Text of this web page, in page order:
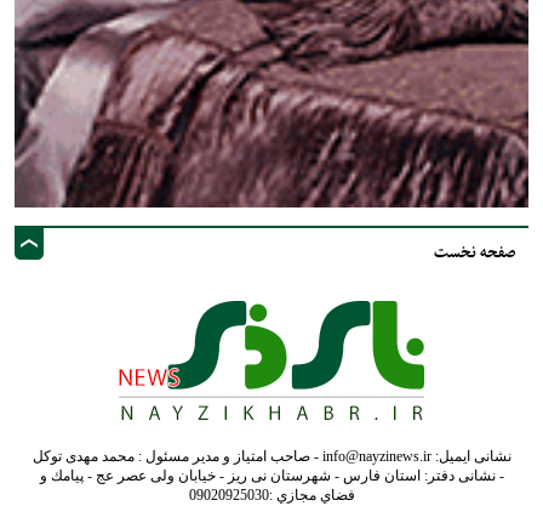
صفحه نخست
نشانی ایمیل: info@nayzinews.ir - صاحب امتیاز و مدیر مسئول : محمد مهدی توکل
- نشانی دفتر: استان فارس - شهرستان نی ریز - خیابان ولی عصر عج - پيامك و
فضاي مجازي :09020925030